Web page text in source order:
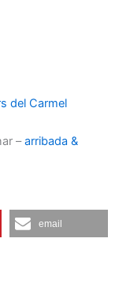
del Carmel
–arribada &
email